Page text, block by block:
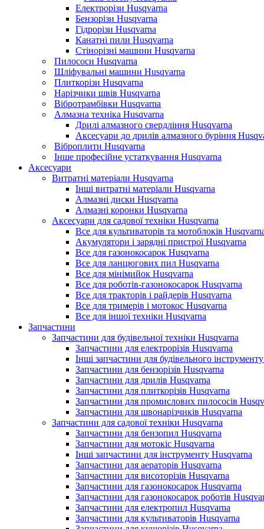
Електрорізи Husqvarna
Бензорізи Husqvarna
Гідрорізи Husqvarna
Канатні пили Husqvarna
Стінорізні машини Husqvarna
Пилососи Husqvarna
Шліфувальні машини Husqvarna
Плиткорізи Husqvarna
Нарізчики швів Husqvarna
Вібротрамбівки Husqvarna
Алмазна техніка Husqvarna
Дрилі алмазного свердління Husqvarna
Аксесуари до дрилів алмазного буріння
Віброплити Husqvarna
Інше професійне устаткування Husqvarna
Аксесуари
Витратні матеріали Husqvarna
Інші витратні матеріали Husqvarna
Алмазні диски Husqvarna
Алмазні коронки Husqvarna
Аксесуари для садової техніки Husqvarna
Все для культиваторів та мотоблоків
Акумулятори і зарядні пристрої Husqvarna
Все для газонокосарок Husqvarna
Все для ланцюгових пил Husqvarna
Все для мінімийок Husqvarna
Все для роботів-газонокосарок Husqvarna
Все для тракторів і райдерів Husqvarna
Все для тримерів і мотокос Husqvarna
Все для іншої техніки Husqvarna
Запчастини
Запчастини для будівельної техніки Husqvarna
Запчастини для електрорізів Husqvarna
Інші запчастини для будівельного
Запчастини для бензорізів Husqvarna
Запчастини для дрилів Husqvarna
Запчастини для плиткорізів Husqvarna
Запчастини для промислових пилососів
Запчастини для швонарізчиків Husqvarna
Запчастини для садової техніки Husqvarna
Запчастини для бензопил Husqvarna
Запчастини для мотокіс Husqvarna
Інші запчастини для інструменту Husqvarna
Запчастини для аераторів Husqvarna
Запчастини для висоторізів Husqvarna
Запчастини для газонокосарок Husqvarna
Запчастини для газонокосарок роботів
Запчастини для електропил Husqvarna
Запчастини для культиваторів Husqvarna